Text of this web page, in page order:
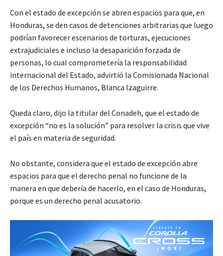
Con el estado de excepción se abren espacios para que, en
Honduras, se den casos de detenciones arbitrarias que luego
podrían favorecer escenarios de torturas, ejecuciones
extrajudiciales e incluso la desaparición forzada de
personas, lo cual comprometería la responsabilidad
internacional del Estado, advirtió la Comisionada Nacional
de los Derechos Humanos, Blanca Izaguirre.
Queda claro, dijo la titular del Conadeh, que el estado de
excepción “no es la solución” para resolver la crisis que vive
el país en materia de seguridad.
No obstante, considera que el estado de excepción abre
espacios para que el derecho penal no funcione de la
manera en que debería de hacerlo, en el caso de Honduras,
porque es un derecho penal acusatorio.